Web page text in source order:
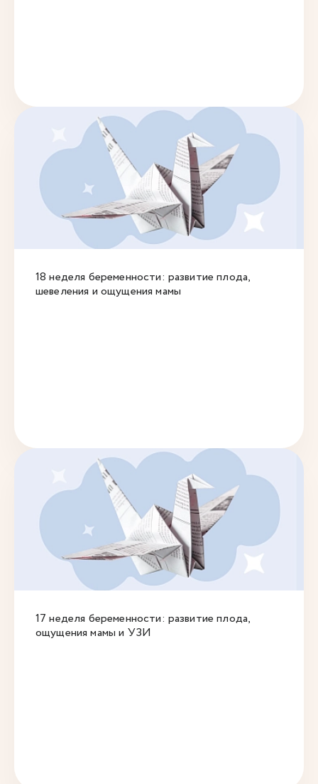
18 неделя беременности: развитие плода,
шевеления и ощущения мамы
17 неделя беременности: развитие плода,
ощущения мамы и УЗИ